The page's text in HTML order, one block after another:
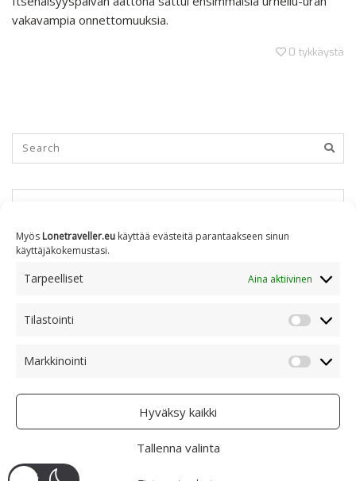
Myös Lonetraveller.eu käyttää evästeitä parantaakseen sinun
käyttäjäkokemustasi.
Tarpeelliset Aina aktiivinen
Tilastointi
Markkinointi
Hyväksy kaikki
Tallenna valinta
vakavampia onnettomuuksia.
0 tykkäystä
Kuukausittain
Aiheittain
COPYRIGHT © 2005 - 2023 RAMI RANTA